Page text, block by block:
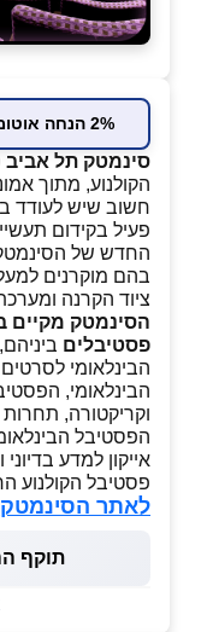
2% הנחה אוטומטית למשלמים בכרטיס המועדון
סינמטק תל אביב
הקולנוע, מתוך
חשוב שיש לעודד
פעיל בקידום
החדש של
ציוד הקרנה
הסינמטק מקיים
פסטיבלים
הבינלאומי
הבינלאומי,
וקריקטורה,
הפסטיבל
אייקון למדע
פסטיבל הקולנוע
לאתר הסינמטק
תוקף